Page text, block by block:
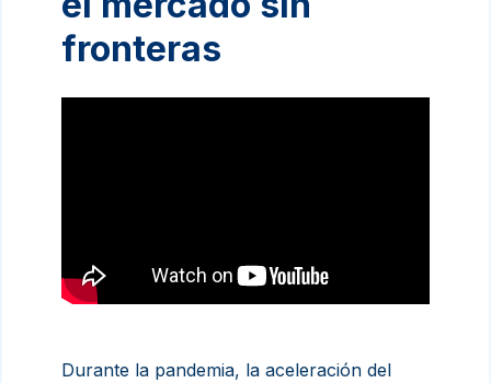
fronteras
Durante la pandemia, la aceleración del